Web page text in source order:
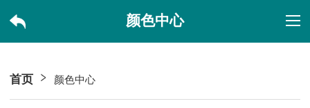
颜色中心
首页 颜色中心